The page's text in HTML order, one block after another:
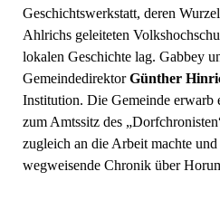
Geschichtswerkstatt, deren
Ahlrichs geleiteten
lokalen Geschichte lag. Gabbey
GemeindedirektorGünther
Institution. Die Gemeinde erwarb
zum Amtssitz des
zugleich an die Arbeit machte
wegweisende Chronik über